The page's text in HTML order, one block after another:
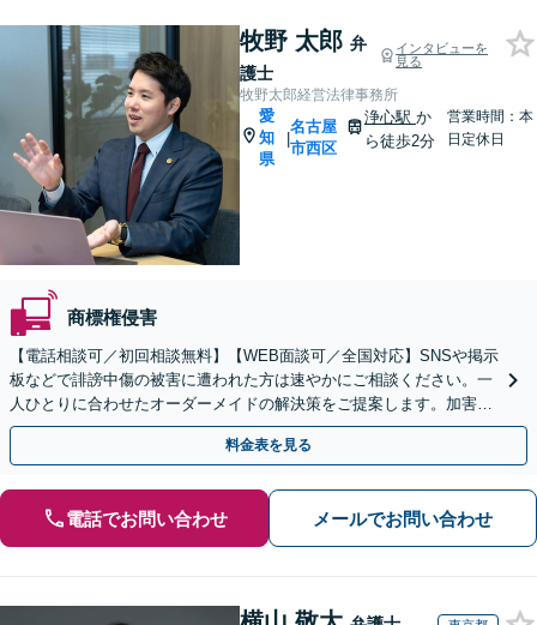
牧野 太郎 弁
護士
インタビューを
見る
牧野太郎経営法律事務所
愛
知
県
|
名古屋
市西区
浄心駅 か
ら徒歩2分
営業時間：本
日定休日
商標権侵害
【電話相談可／初回相談無料】【WEB面談可／全国対応】SNSや掲示
板などで誹謗中傷の被害に遭われた方は速やかにご相談ください。一
人ひとりに合わせたオーダーメイドの解決策をご提案します。加害者
側からのご相談も対応いたします【浄心駅2分】
料金表を見る
電話でお問い合わせ メールでお問い合わせ